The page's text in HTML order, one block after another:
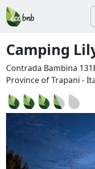
Camping
Contrada Bambina
Province of Trapani -